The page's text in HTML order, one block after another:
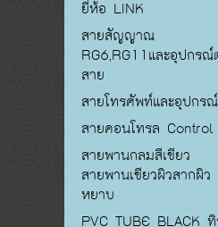
ยี่ห้อ LINK
สายสัญญาณ
RG6,RG11และอุปกรณ์
สาย
สายโทรศัพท์และอุปกรณ์
สายคอนโทรล Control
สายพานกลมสีเขียว
สายพานเขียวผิวสากผิว
หยาบ
PVC TUBE BLACK